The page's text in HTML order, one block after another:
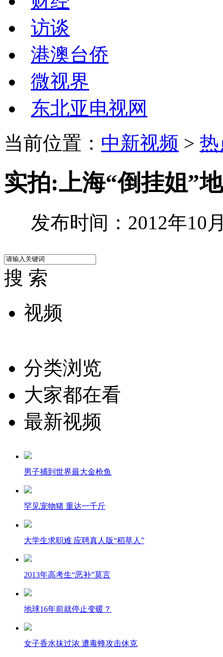
访谈
港澳台侨
微视界
东北亚电视网
当前位置： 中新视频 >
实拍:上海“倒挂姐”
发布时间：2012年10
搜 索
视频
分类浏览
大家都在看
最新视频
男子捕到世界最大金枪鱼
罕见宠物猪 重达一千斤
大学生求职难 应聘真人版“稻草人”
2013年高考生“恶补”莫言
地球16年前就停止变暖？
女子香水抹过浓 遭毒蜂攻击休克